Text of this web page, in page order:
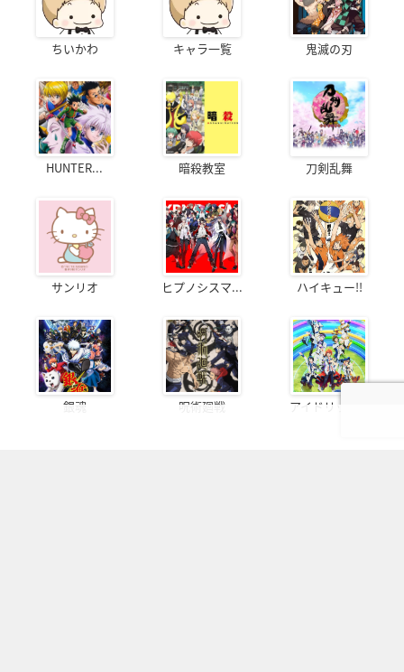
ちいかわ キャラ一覧 鬼滅の刃
HUNTER... 暗殺教室 刀剣乱舞
サンリオ ヒプノシスマ... ハイキュー!!
銀魂 呪術廻戦 アイドリッシ...